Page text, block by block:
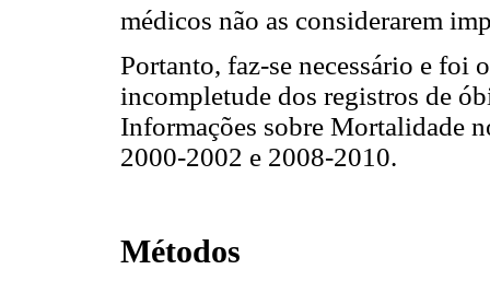
médicos não as considerarem
Portanto, faz-se necessário e foi
incompletude dos registros de
Informações sobre Mortalidade
2000-2002 e 2008-2010.
Métodos